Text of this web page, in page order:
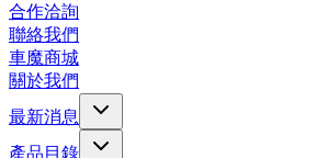
合作洽詢
聯絡我們
車魔商城
關於我們
最新消息
產品目錄